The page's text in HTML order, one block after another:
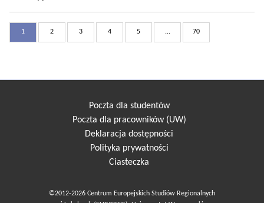
1 2 3 4 5 ... 70
Poczta dla studentów
Poczta dla pracowników (UW)
Deklaracja dostępności
Polityka prywatności
Ciasteczka
©2012-2026 Centrum Europejskich Studiów Regionalnych